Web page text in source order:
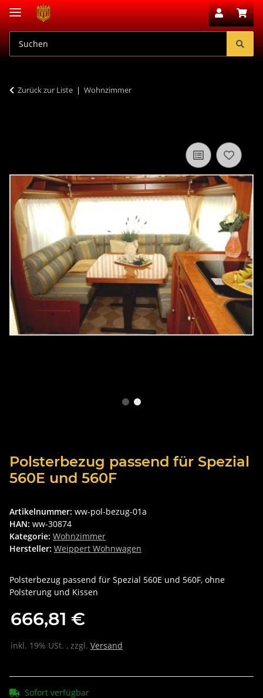
Zurück zur Liste Wohnzimmer
Polsterbezug passend für Spezial
560E und 560F
Artikelnummer: ww-pol-bezug-01a
HAN: ww-30874
Kategorie: Wohnzimmer
Hersteller: Weippert Wohnwagen
Polsterbezug passend für Spezial 560E und 560F, ohne
Polsterung und Kissen
666,81 €
inkl. 19% USt. , zzgl. Versand
Sofort verfügbar